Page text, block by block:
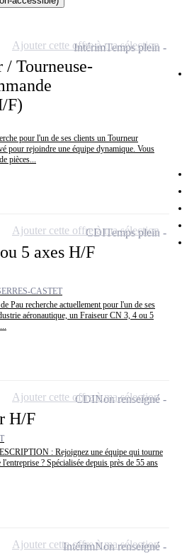
/ Tourneuse-
F)
pour l'un de ses clients un Tourneur
pour rejoindre une équipe dynamique. Vous
pièces...
IntérimTemps plein
Ajouter cette offre à ma sélection
5 axes H/F
CASTET
Pau recherche actuellement pour l'un de ses
aéronautique, un Fraiseur CN 3, 4 ou 5
CDITemps plein
Ajouter cette offre à ma sélection
H/F
: Rejoignez une équipe qui tourne
? Spécialisée depuis près de 55 ans
CDINon renseigné
Ajouter cette offre à ma sélection
IntérimNon renseigné
Ajouter cette offre à ma sélection